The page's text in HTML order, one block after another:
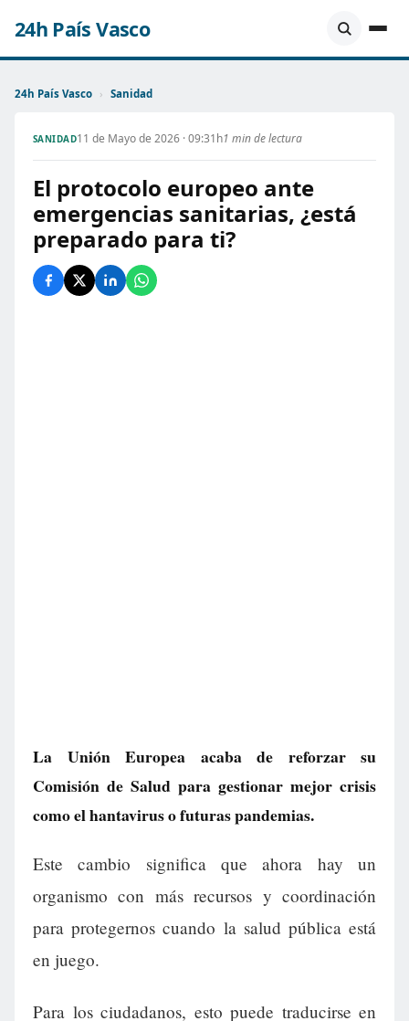
24h País Vasco
24h País Vasco › Sanidad
SANIDAD11 de Mayo de 2026 · 09:31h1 min de lectura
El protocolo europeo ante
emergencias sanitarias, ¿está
preparado para ti?
La Unión Europea acaba de reforzar su
Comisión de Salud para gestionar mejor crisis
como el hantavirus o futuras pandemias.
Este cambio significa que ahora hay un
organismo con más recursos y coordinación
para protegernos cuando la salud pública está
en juego.
Para los ciudadanos, esto puede traducirse en